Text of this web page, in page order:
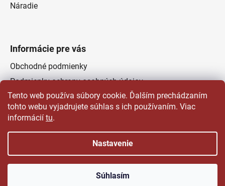
Tento web používa súbory cookie. Ďalším prechádzaním
tohto webu vyjadrujete súhlas s ich používaním. Viac
informácií tu.
Nastavenie
Súhlasím
Náradie
Informácie pre vás
Obchodné podmienky
Podmienky ochrany osobných údajov
Odstúpenie od zmluvy
Kontakty
Vytvoril Shoptet a
Adatelier
Čertovsky dobré farby laky | Delap.sk